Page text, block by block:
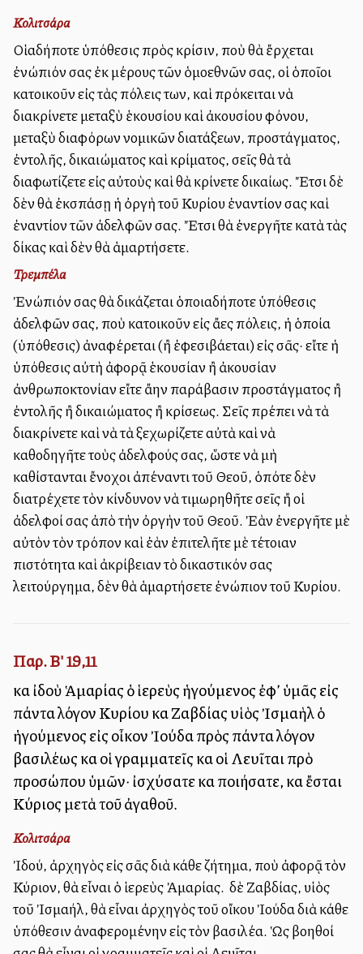
Κολιτσάρα
Οἱαδήποτε ὑπόθεσις πρὸς κρίσιν, ποὺ θὰ ἔρχεται
ἐνώπιόν σας ἐκ μέρους τῶν ὁμοεθνῶν σας, οἱ ὁποῖοι
κατοικοῦν εἰς τὰς πόλεις των, καὶ πρόκειται νὰ
διακρίνετε μεταξὺ ἑκουσίου καὶ ἀκουσίου φόνου,
μεταξὺ διαφόρων νομικῶν διατάξεων, προστάγματος,
ἐντολῆς, δικαιώματος καὶ κρίματος, σεῖς θὰ τὰ
διαφωτίζετε εἰς αὐτοὺς καὶ θὰ κρίνετε δικαίως. Ἔτσι δὲ
δὲν θὰ ἐκσπάσῃ ἡ ὀργὴ τοῦ Κυρίου ἐναντίον σας καὶ
ἐναντίον τῶν ἀδελφῶν σας. Ἔτσι θὰ ἐνεργῆτε κατὰ τὰς
δίκας καὶ δὲν θὰ ἁμαρτήσετε.
Τρεμπέλα
Ἐνώπιόν σας θὰ δικάζεται ὁποιαδήποτε ὑπόθεσις
ἀδελφῶν σας, ποὺ κατοικοῦν εἰς ἄλλες πόλεις, ἡ ὁποία
(ὑπόθεσις) ἀναφέρεται (ἢ ἐφεσιβάλλεται) εἰς σᾶς· εἴτε ἡ
ὑπόθεσις αὐτὴ ἀφορᾷ ἑκουσίαν ἢ ἀκουσίαν
ἀνθρωποκτονίαν εἴτε ἄλλην παράβασιν προστάγματος ἢ
ἐντολῆς ἢ δικαιώματος ἢ κρίσεως. Σεῖς πρέπει νὰ τὰ
διακρίνετε καὶ νὰ τὰ ξεχωρίζετε αὐτὰ καὶ νὰ
καθοδηγῆτε τοὺς ἀδελφούς σας, ὥστε νὰ μὴ
καθίστανται ἔνοχοι ἀπέναντι τοῦ Θεοῦ, ὁπότε δὲν
διατρέχετε τὸν κίνδυνον νὰ τιμωρηθῆτε σεῖς ἤ οἱ
ἀδελφοί σας ἀπὸ τὴν ὀργὴν τοῦ Θεοῦ. Ἐὰν ἐνεργῆτε μὲ
αὐτὸν τὸν τρόπον καὶ ἐὰν ἐπιτελῆτε μὲ τέτοιαν
πιστότητα καὶ ἀκρίβειαν τὸ δικαστικόν σας
λειτούργημα, δὲν θὰ ἁμαρτήσετε ἐνώπιον τοῦ Κυρίου.
Παρ. Β' 19,11
καὶ ἰδοὺ Ἁμαρίας ὁ ἱερεὺς ἡγούμενος ἐφ’ ὑμᾶς εἰς
πάντα λόγον Κυρίου καὶ Ζαβδίας υἱὸς Ἰσμαὴλ ὁ
ἡγούμενος εἰς οἶκον Ἰούδα πρὸς πάντα λόγον
βασιλέως καὶ οἱ γραμματεῖς καὶ οἱ Λευῖται πρὸ
προσώπου ὑμῶν· ἰσχύσατε καὶ ποιήσατε, καὶ ἔσται
Κύριος μετὰ τοῦ ἀγαθοῦ.
Κολιτσάρα
Ἰδού, ἀρχηγὸς εἰς σᾶς διὰ κάθε ζήτημα, ποὺ ἀφορᾷ τὸν
Κύριον, θὰ εἶναι ὁ ἱερεὺς Ἀμαρίας. Ὁ δὲ Ζαβδίας, υἱὸς
τοῦ Ἰσμαήλ, θὰ εἶναι ἀρχηγὸς τοῦ οἴκου Ἰούδα διὰ κάθε
ὑπόθεσιν ἀναφερομένην εἰς τὸν βασιλέα. Ὡς βοηθοί